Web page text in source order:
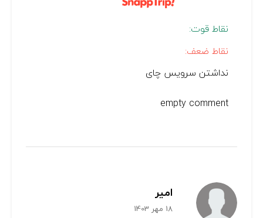
نقاط قوت:
نقاط ضعف:
نداشتن سرویس چای
empty comment
امیر
18 مهر 1403